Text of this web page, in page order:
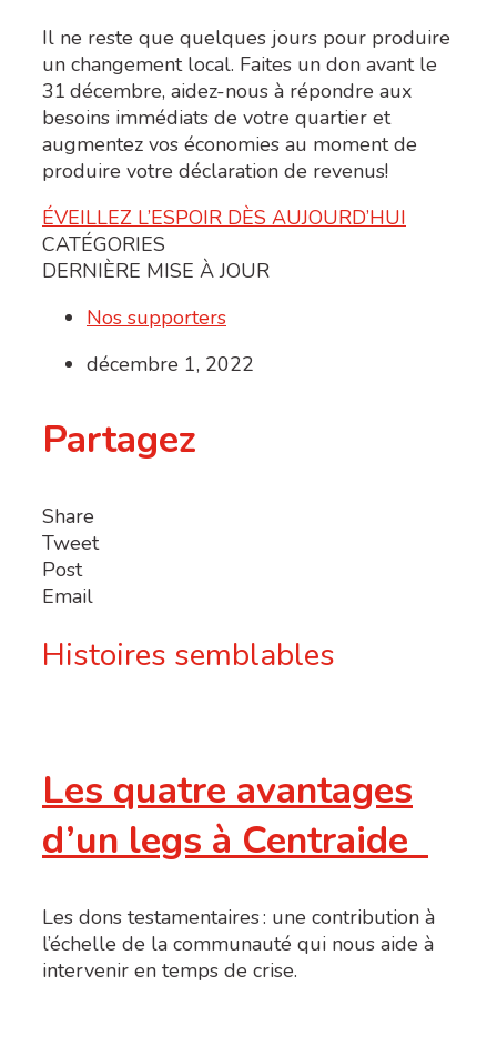
Il ne reste que quelques jours pour produire
un changement local. Faites un don avant le
31 décembre, aidez-nous à répondre aux
besoins immédiats de votre quartier et
augmentez vos économies au moment de
produire votre déclaration de revenus!
ÉVEILLEZ L’ESPOIR DÈS AUJOURD’HUI
CATÉGORIES
DERNIÈRE MISE À JOUR
Nos supporters
décembre 1, 2022
Partagez
Share
Tweet
Post
Email
Histoires semblables
Les quatre avantages
d’un legs à Centraide
Les dons testamentaires : une contribution à
l’échelle de la communauté qui nous aide à
intervenir en temps de crise.